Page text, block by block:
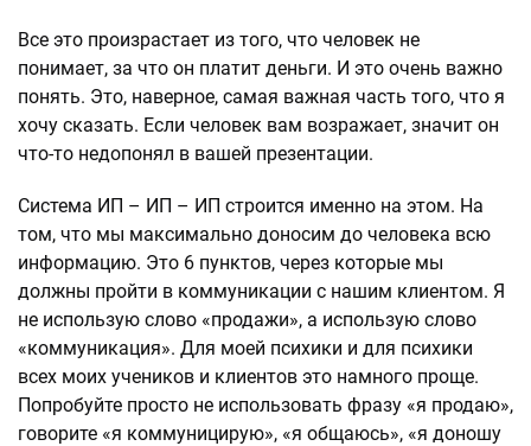
Все это произрастает из того, что человек не
понимает, за что он платит деньги. И это очень важно
понять. Это, наверное, самая важная часть того, что я
хочу сказать. Если человек вам возражает, значит он
что-то недопонял в вашей презентации.
Система ИП – ИП – ИП строится именно на этом. На
том, что мы максимально доносим до человека всю
информацию. Это 6 пунктов, через которые мы
должны пройти в коммуникации с нашим клиентом. Я
не использую слово «продажи», а использую слово
«коммуникация». Для моей психики и для психики
всех моих учеников и клиентов это намного проще.
Попробуйте просто не использовать фразу «я продаю»,
говорите «я коммуницирую», «я общаюсь», «я доношу